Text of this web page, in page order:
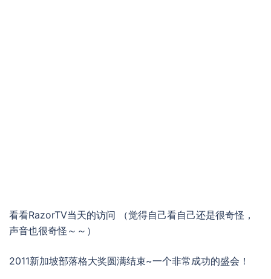
看看RazorTV当天的访问 （觉得自己看自己还是很奇怪，
声音也很奇怪～～）
2011新加坡部落格大奖圆满结束~一个非常成功的盛会！